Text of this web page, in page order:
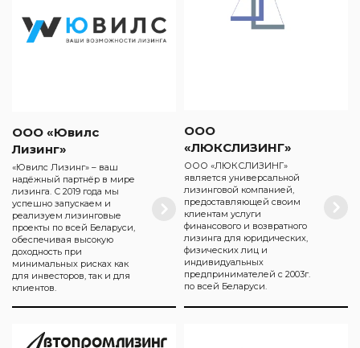
ООО «Ювилс
Лизинг»
«Ювилс Лизинг» – ваш
надёжный партнёр в мире
лизинга. С 2019 года мы
успешно запускаем и
реализуем лизинговые
проекты по всей Беларуси,
обеспечивая высокую
доходность при
минимальных рисках как
для инвесторов, так и для
клиентов.
ООО
«ЛЮКСЛИЗИНГ»
ООО «ЛЮКСЛИЗИНГ»
является универсальной
лизинговой компанией,
предоставляющей своим
клиентам услуги
финансового и возвратного
лизинга для юридических,
физических лиц и
индивидуальных
предпринимателей с 2003г.
по всей Беларуси.